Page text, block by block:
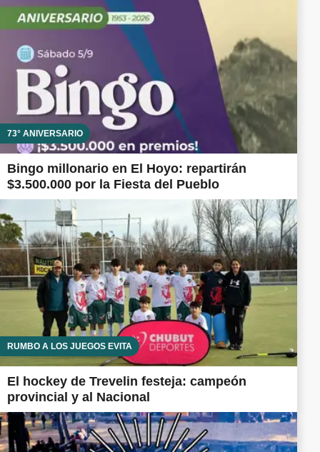
73° ANIVERSARIO
Bingo millonario en El Hoyo: repartirán
$3.500.000 por la Fiesta del Pueblo
RUMBO A LOS JUEGOS EVITA
El hockey de Trevelin festeja: campeón
provincial y al Nacional